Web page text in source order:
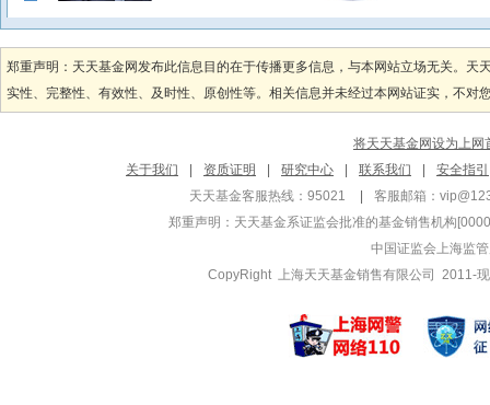
冯彬
管理基金
长信稳裕三个月定
长信利保债券C
左金保
管理基金
长信量化先
长信量化多
管理基金
长信低碳环保行业
管理基金
长信双利优
长信双利优
管理基金
长信消费升
郑重声明：天天基金网发布此信息目的在于传播更多信息，与本网站立场无关。
实性、完整性、有效性、及时性、原创性等。相关信息并未经过本网站证实，不
将天天基金网设为上网
关于我们
资质证明 研究中心 联系我们
安全指引
天天基金客服热线：95021
客服邮箱：
郑重声明： 天天基金系证监会批准的基金销售机构
中国证监会上海监
CopyRight 上海天天基金销售有限公司 2011-